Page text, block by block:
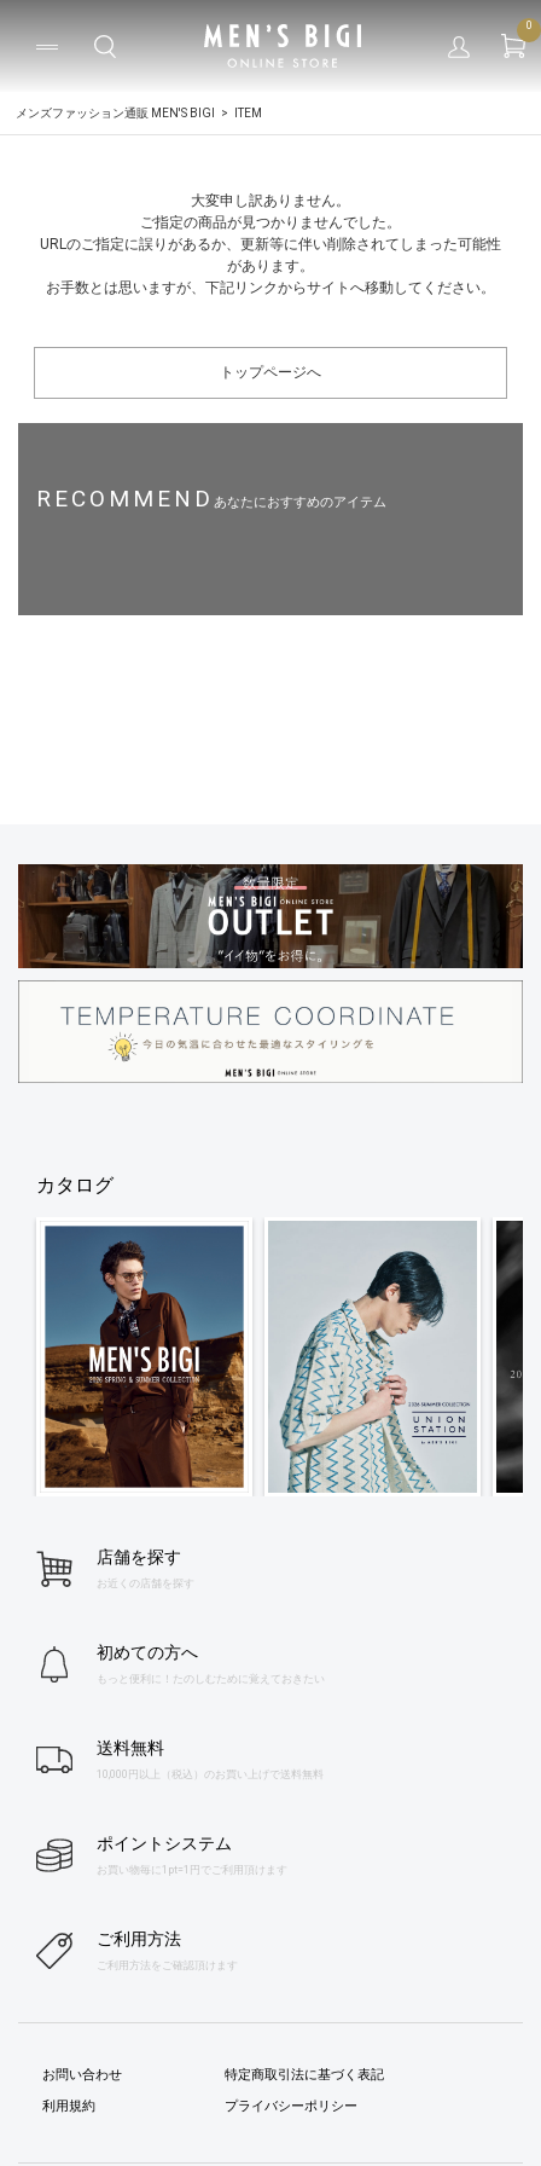
0
メンズファッション通販 MEN'S BIGI ITEM
大変申し訳ありません。
ご指定の商品が見つかりませんでした。
URLのご指定に誤りがあるか、更新等に伴い削除されてしまった可能性
があります。
お手数とは思いますが、下記リンクからサイトへ移動してください。
トップページへ
RECOMMENDあなたにおすすめのアイテム
カタログ
店舗を探す
お近くの店舗を探す
初めての方へ
もっと便利に！たのしむために覚えておきたい
送料無料
10,000円以上（税込）のお買い上げで送料無料
ポイントシステム
お買い物毎に1pt=1円でご利用頂けます
ご利用方法
ご利用方法をご確認頂けます
お問い合わせ
利用規約
特定商取引法に基づく表記
プライバシーポリシー